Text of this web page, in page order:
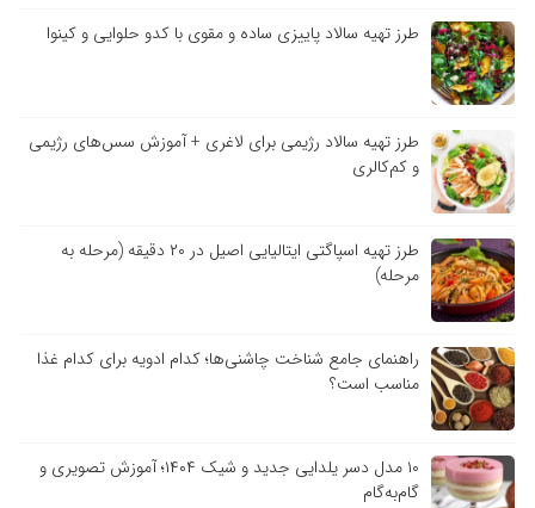
طرز تهیه سالاد پاییزی ساده و مقوی با کدو حلوایی و کینوا
طرز تهیه سالاد رژیمی برای لاغری + آموزش سس‌های رژیمی
و کم‌کالری
طرز تهیه اسپاگتی ایتالیایی اصیل در ۲۰ دقیقه (مرحله به
مرحله)
راهنمای جامع شناخت چاشنی‌ها؛ کدام ادویه برای کدام غذا
مناسب است؟
۱۰ مدل دسر یلدایی جدید و شیک ۱۴۰۴؛ آموزش تصویری و
گام‌به‌گام